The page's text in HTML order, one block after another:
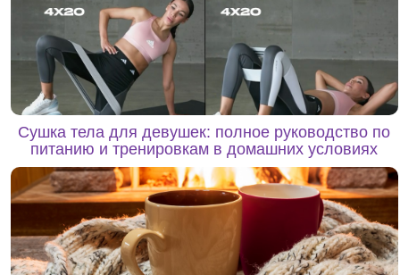
Сушка тела для девушек: полное руководство по
питанию и тренировкам в домашних условиях